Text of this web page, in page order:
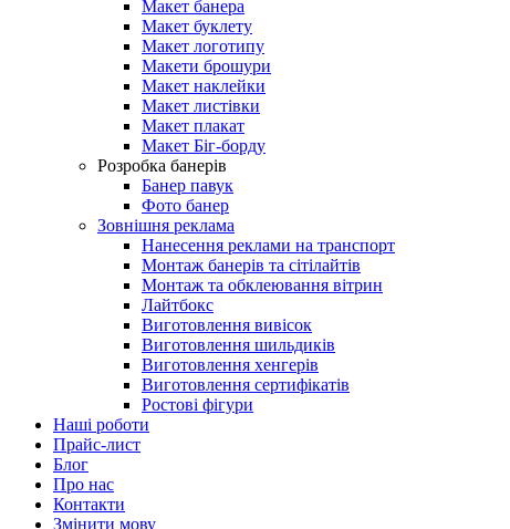
Макет банера
Макет буклету
Макет логотипу
Макети брошури
Макет наклейки
Макет листівки
Макет плакат
Макет Біг-борду
Розробка банерів
Банер павук
Фото банер
Зовнішня реклама
Нанесення реклами на транспорт
Монтаж банерів та сітілайтів
Монтаж та обклеювання вітрин
Лайтбокс
Виготовлення вивісок
Виготовлення шильдиків
Виготовлення хенгерів
Виготовлення сертифікатів
Ростові фігури
Наші роботи
Прайс-лист
Блог
Про нас
Контакти
Змінити мову